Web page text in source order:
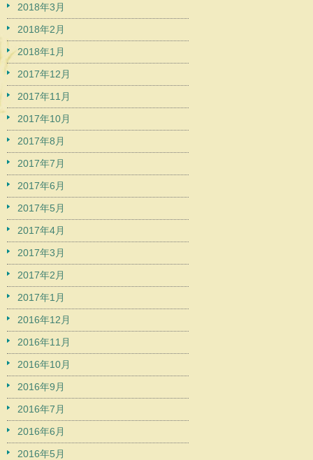
2018年3月
2018年2月
2018年1月
2017年12月
2017年11月
2017年10月
2017年8月
2017年7月
2017年6月
2017年5月
2017年4月
2017年3月
2017年2月
2017年1月
2016年12月
2016年11月
2016年10月
2016年9月
2016年7月
2016年6月
2016年5月